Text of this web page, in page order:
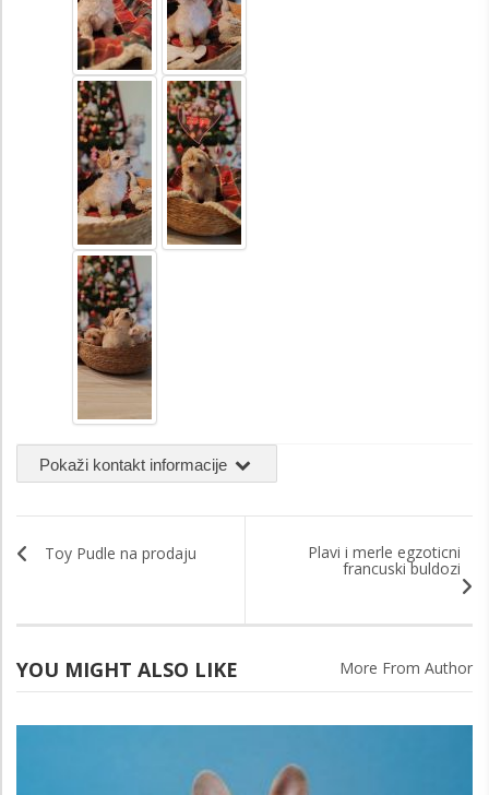
Pokaži kontakt informacije
Toy Pudle na prodaju Plavi i merle egzoticni
francuski buldozi
YOU MIGHT ALSO LIKE More From Author